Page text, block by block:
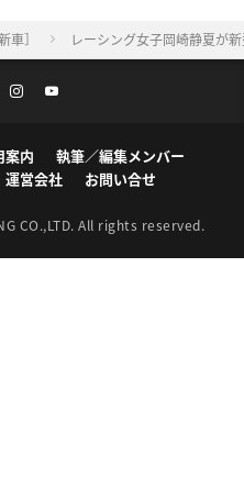
車］ レーシング女子岡崎静夏が
案内
執筆／編集メンバー
運営会社 お問い合せ
CO.,LTD. All rights reserved.